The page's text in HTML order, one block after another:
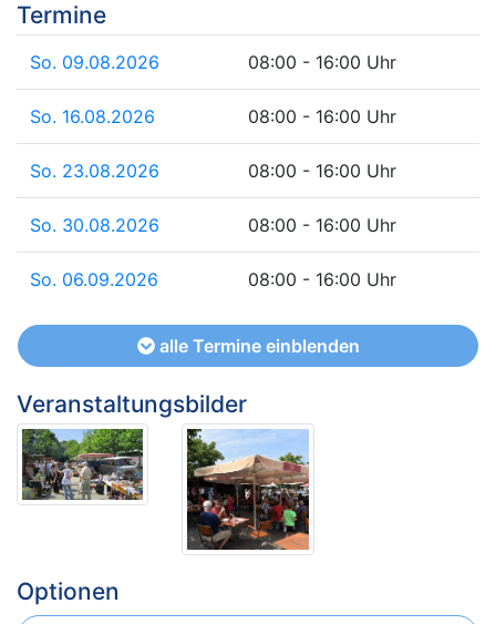
Termine
So. 09.08.2026 08:00 - 16:00 Uhr
So. 16.08.2026 08:00 - 16:00 Uhr
So. 23.08.2026 08:00 - 16:00 Uhr
So. 30.08.2026 08:00 - 16:00 Uhr
So. 06.09.2026 08:00 - 16:00 Uhr
alle Termine einblenden
Veranstaltungsbilder
Optionen